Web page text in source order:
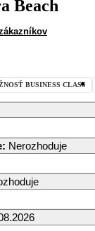
Beach
BUSINESS CLASS
: Nerozhoduje